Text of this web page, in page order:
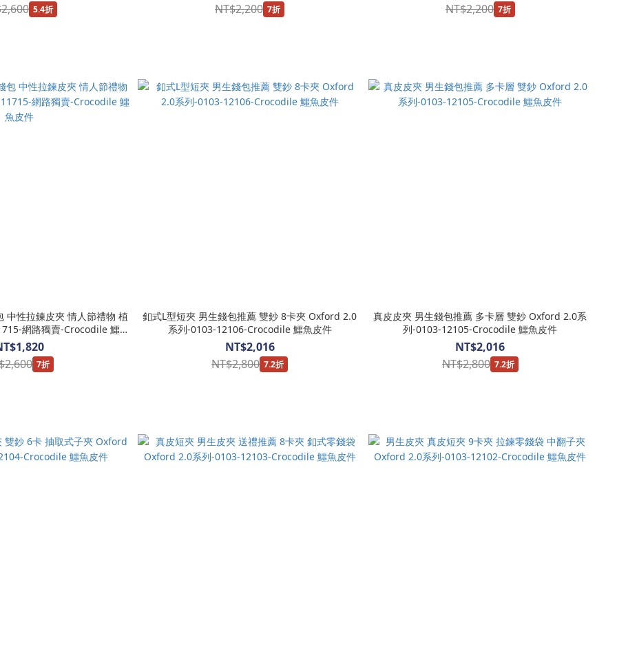
5.4折
NT$2,200 7折
NT$2,200 7折
中性拉鍊皮夾 情人節禮物 植
網路獨賣-Crocodile 鱷魚
皮件
7折
釦式L型短夾 男生錢包推薦 雙鈔 8卡夾 Oxford 2.0
系列-0103-12106-Crocodile 鱷魚皮件
NT$2,016
NT$2,800 7.2折
真皮皮夾 男生錢包推薦 多卡層 雙鈔 Oxford 2.0系
列-0103-12105-Crocodile 鱷魚皮件
NT$2,016
NT$2,800 7.2折